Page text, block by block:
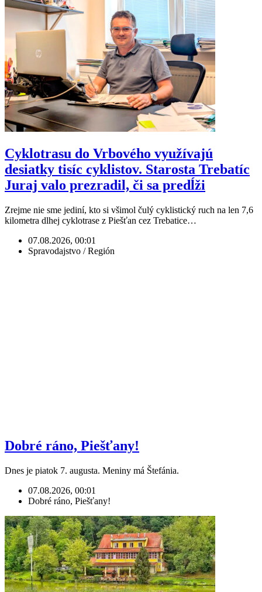
Cyklotrasu do Vrbového využívajú
desiatky tisíc cyklistov. Starosta Trebatíc
Juraj valo prezradil, či sa predĺži
Zrejme nie sme jediní, kto si všimol čulý cyklistický ruch na len 7,6
kilometra dlhej cyklotrase z Piešťan cez Trebatice…
07.08.2026, 00:01
Spravodajstvo / Región
Dobré ráno, Piešťany!
Dnes je piatok 7. augusta. Meniny má Štefánia.
07.08.2026, 00:01
Dobré ráno, Piešťany!